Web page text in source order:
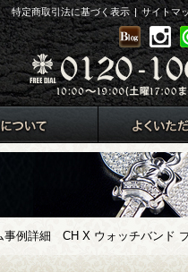
サイトマ
|
特定商取引法に基づく表示
例詳細 CH X ウォッチバンド ブ